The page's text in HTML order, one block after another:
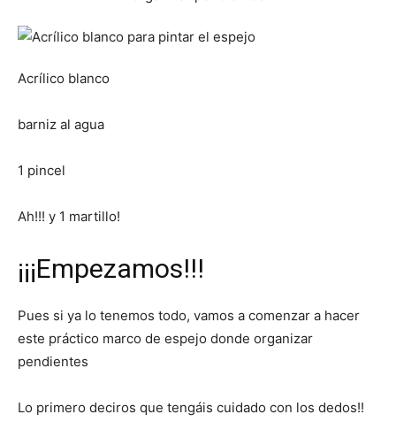
Acrílico blanco
barniz al agua
1 pincel
Ah!!! y 1 martillo!
¡¡¡Empezamos!!!
Pues si ya lo tenemos todo, vamos a comenzar a hacer
este práctico marco de espejo donde organizar
pendientes
Lo primero deciros que tengáis cuidado con los dedos!!